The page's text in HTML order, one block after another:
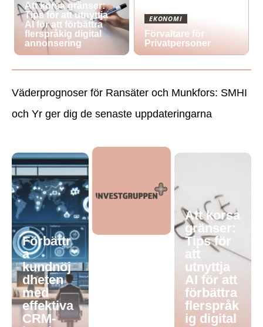
Att korsa gränser:
Tips för att utnyttja
AI för att förbättra
flerspråkig digital
annonsering
EKONOMI
Förvaltare för
Privatpersoner
Väderprognoser för Ransäter och Munkfors: SMHI
och Yr ger dig de senaste uppdateringarna
Förbättr
a
kundnöj
dheten
med
effektiva
CRM-
Att korsa
gränser:
Tips för
att
utnyttja
AI för att
förbättra
flerspråk
ig digital